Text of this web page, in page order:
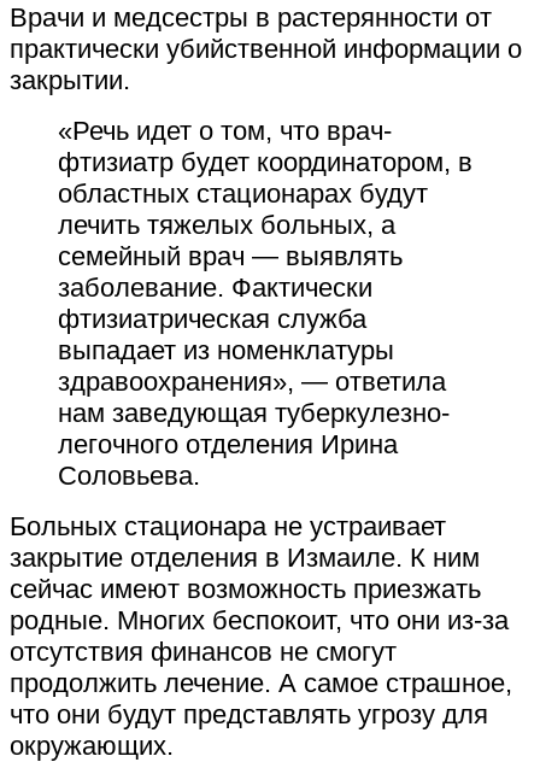
Врачи и медсестры в растерянности от
практически убийственной информации о
закрытии.
«Речь идет о том, что врач-
фтизиатр будет координатором, в
областных стационарах будут
лечить тяжелых больных, а
семейный врач — выявлять
заболевание. Фактически
фтизиатрическая служба
выпадает из номенклатуры
здравоохранения», — ответила
нам заведующая туберкулезно-
легочного отделения Ирина
Соловьева.
Больных стационара не устраивает
закрытие отделения в Измаиле. К ним
сейчас имеют возможность приезжать
родные. Многих беспокоит, что они из-за
отсутствия финансов не смогут
продолжить лечение. А самое страшное,
что они будут представлять угрозу для
окружающих.